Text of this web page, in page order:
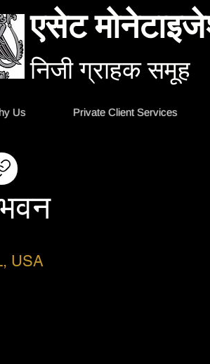
एसेट
निजी ग्राहक समूह
Us Private Client Services
USA